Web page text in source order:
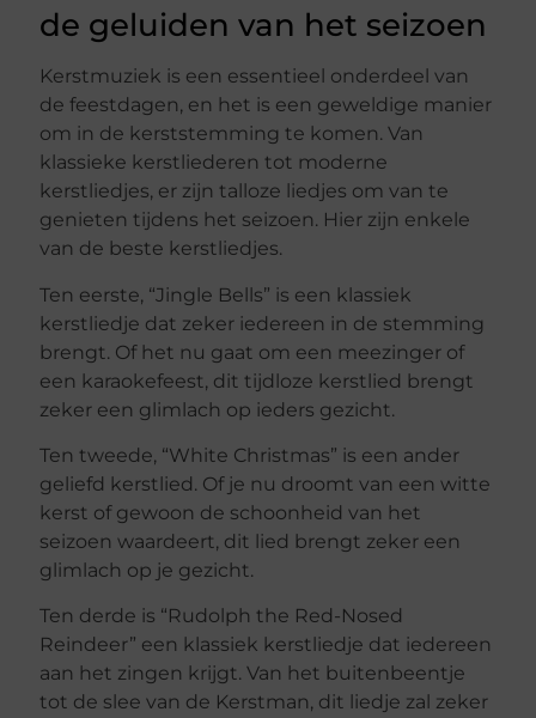
de geluiden van het seizoen
Kerstmuziek is een essentieel onderdeel van
de feestdagen, en het is een geweldige manier
om in de kerststemming te komen. Van
klassieke kerstliederen tot moderne
kerstliedjes, er zijn talloze liedjes om van te
genieten tijdens het seizoen. Hier zijn enkele
van de beste kerstliedjes.
Ten eerste, “Jingle Bells” is een klassiek
kerstliedje dat zeker iedereen in de stemming
brengt. Of het nu gaat om een meezinger of
een karaokefeest, dit tijdloze kerstlied brengt
zeker een glimlach op ieders gezicht.
Ten tweede, “White Christmas” is een ander
geliefd kerstlied. Of je nu droomt van een witte
kerst of gewoon de schoonheid van het
seizoen waardeert, dit lied brengt zeker een
glimlach op je gezicht.
Ten derde is “Rudolph the Red-Nosed
Reindeer” een klassiek kerstliedje dat iedereen
aan het zingen krijgt. Van het buitenbeentje
tot de slee van de Kerstman, dit liedje zal zeker